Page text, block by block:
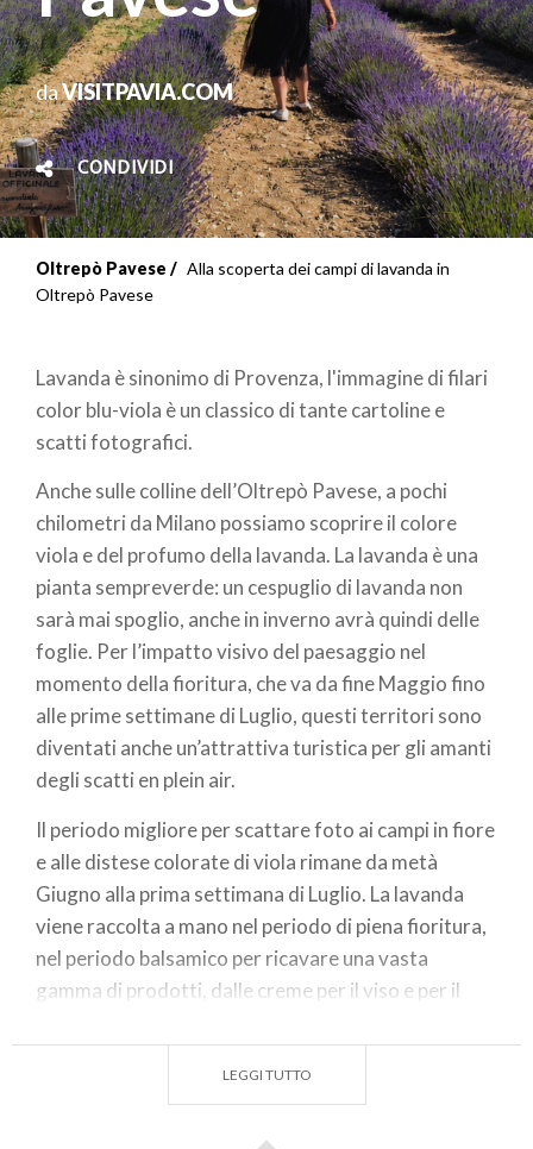
daVISITPAVIA.COM
CONDIVIDI
Oltrepò Pavese
Alla scoperta dei campi di lavanda in
Oltrepò Pavese
Lavanda è sinonimo di Provenza, l'immagine di filari
color blu-viola è un classico di tante cartoline e
scatti fotografici.
Anche sulle colline dell’Oltrepò Pavese, a pochi
chilometri da Milano possiamo scoprire il colore
viola e del profumo della lavanda. La lavanda è una
pianta sempreverde: un cespuglio di lavanda non
sarà mai spoglio, anche in inverno avrà quindi delle
foglie. Per l’impatto visivo del paesaggio nel
momento della fioritura, che va da fine Maggio fino
alle prime settimane di Luglio, questi territori sono
diventati anche un’attrattiva turistica per gli amanti
degli scatti en plein air.
Il periodo migliore per scattare foto ai campi in fiore
e alle distese colorate di viola rimane da metà
Giugno alla prima settimana di Luglio. La lavanda
viene raccolta a mano nel periodo di piena fioritura,
nel periodo balsamico per ricavare una vasta
gamma di prodotti, dalle creme per il viso e per il
molto altro.
Il caldo anomalo di queste settimane ha
anticipato sensibilmente la fioritura già dalla
LEGGI TUTTO